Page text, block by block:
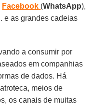
Facebook (WhatsApp),
e as grandes cadeias
a consumir por
em companhias
de dados. Há
meios de
os canais de muitas